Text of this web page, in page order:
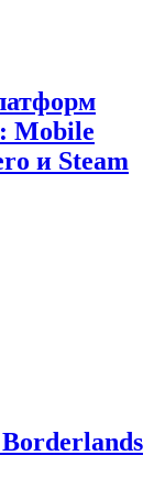
Mobile
и Steam